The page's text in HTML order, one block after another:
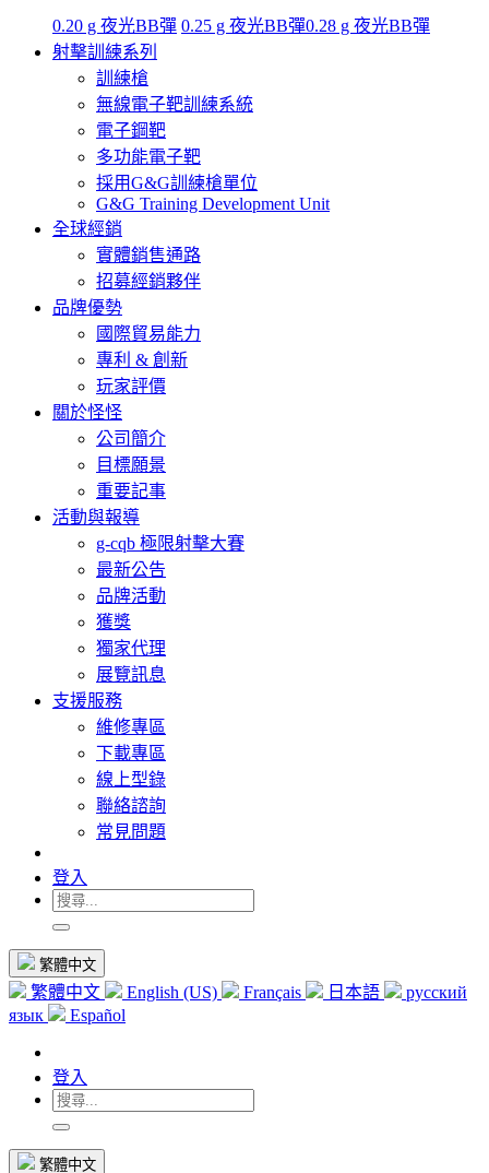
0.20 g 夜光BB彈 0.25 g 夜光BB彈0.28 g 夜光BB彈
射擊訓練系列
訓練槍
無線電子靶訓練系統
電子鋼靶
多功能電子靶
採用G&G訓練槍單位
G&G Training Development Unit
全球經銷
實體銷售通路
招募經銷夥伴
品牌優勢
國際貿易能力
專利 & 創新
玩家評價
關於怪怪
公司簡介
目標願景
重要記事
活動與報導
g-cqb 極限射擊大賽
最新公告
品牌活動
獲獎
獨家代理
展覽訊息
支援服務
維修專區
下載專區
線上型錄
聯絡諮詢
常見問題
登入
繁體中文
繁體中文 English (US) Français 日本語
русский
язык
Español
登入
繁體中文